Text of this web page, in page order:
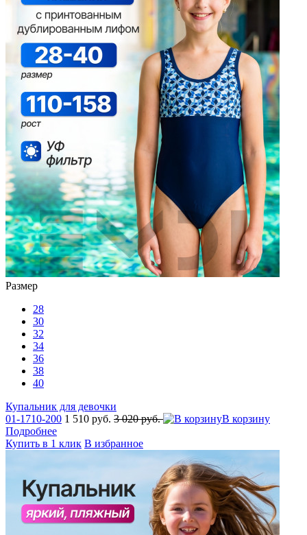
Размер
28
30
32
34
36
38
40
Купальник для девочки
01-1710-200 1 510 руб. 3 020 руб.
В корзину
Подробнее
Купить в 1 клик В избранное